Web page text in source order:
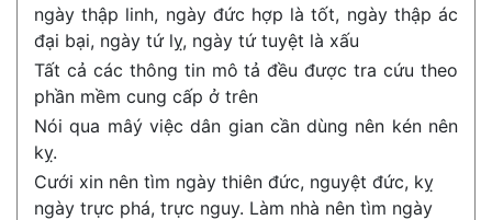
ngày thập linh, ngày đức hợp là tốt, ngày thập ác
đại bại, ngày tứ lỵ, ngày tứ tuyệt là xấu
Tất cả các thông tin mô tả đều được tra cứu theo
phần mềm cung cấp ở trên
Nói qua mâý việc dân gian cần dùng nên kén nên
kỵ.
Cưới xin nên tìm ngày thiên đức, nguyệt đức, kỵ
ngày trực phá, trực nguy. Làm nhà nên tìm ngày